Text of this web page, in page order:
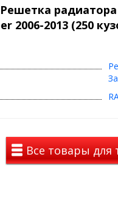
покраску)
мм
(АБС-пластик-2мм)-1 шт.,
машины: L1H1, L2H1, L2H2,
изменит внешний вид
камней и других
устанавливается в
кузова, в сумме с
2006-2013 (250
Все товары для